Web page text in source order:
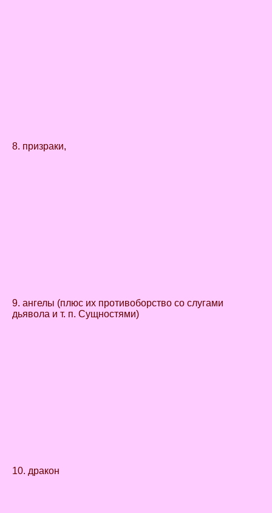
8. призраки,
9. ангелы (плюс их противоборство со слугами
дьявола и т. п. Сущностями)
10. дракон